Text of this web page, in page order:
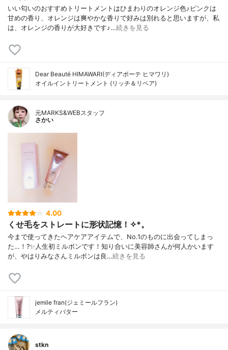
いい匂いのおすすめトリートメントはひまわりのオレンジ色♪ピンクは
甘めの香り、オレンジは爽やかな香りで好みは別れると思いますが、私
は、オレンジの香りが大好きです♪…続きを見る
Dear Beauté HIMAWARI(ディアボーテ ヒマワリ)
オイルイントリートメント (リッチ＆リペア)
元MARKS&WEBスタッフ
さかい
4.00
くせ毛をストレートに形状記憶！✧︎*。
今まで使ってきたヘアケアアイテムで、No.1のものに出会ってしまっ
た…！?✨人生初ミルボンです！知り合いに美容師さんが何人かいます
が、やはりみなさんミルボンは良…続きを見る
jemile fran(ジェミールフラン)
メルティバター
stkn